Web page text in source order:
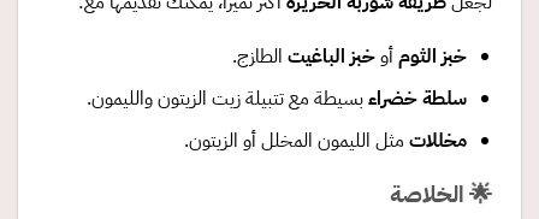
خبز الثومأوخبز الباغيتالطازج.
سلطة خضراءبسيطة مع تتبيلة زيت الزيتون والليمون.
مخللاتمثل الليمون المخلل أو الزيتون.
🌟 الخلاصة